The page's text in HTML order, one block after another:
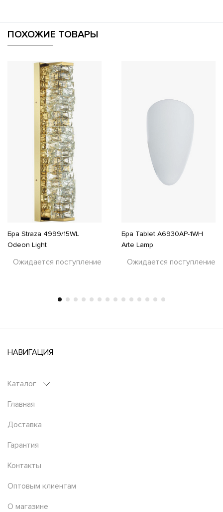
ПОХОЖИЕ ТОВАРЫ
Бра Straza 4999/15WL
Odeon Light
Ожидается поступление
Бра Tablet A6930AP-1WH
Arte Lamp
Ожидается поступление
НАВИГАЦИЯ
Каталог
Главная
Доставка
Гарантия
Контакты
Оптовым клиентам
О магазине